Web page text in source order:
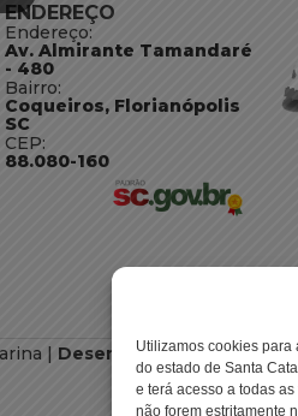
Utilizamos cookies
do estado de Santa
e terá acesso a todas
não forem estritamente
ENDEREÇO
Endereço:
Av. Almirante Tamandaré
- 480
Bairro:
Coqueiros, Florianópolis
SC
CEP:
88.080-160
| Desenvolvimento -